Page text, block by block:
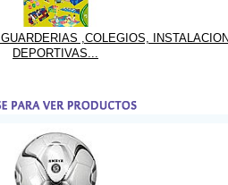
,COLEGIOS,
DEPORTIVAS...